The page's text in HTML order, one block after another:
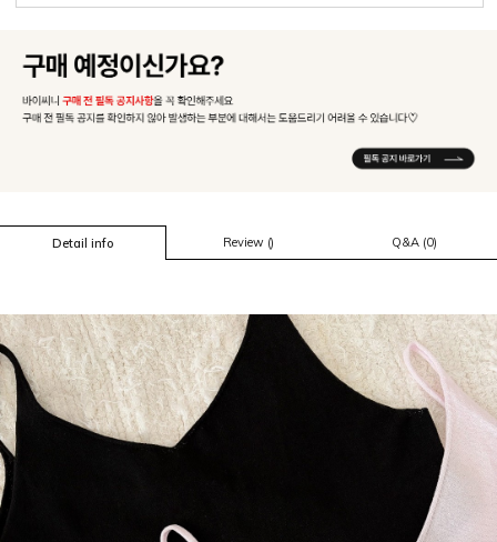
Detail info Review () Q&A (0)